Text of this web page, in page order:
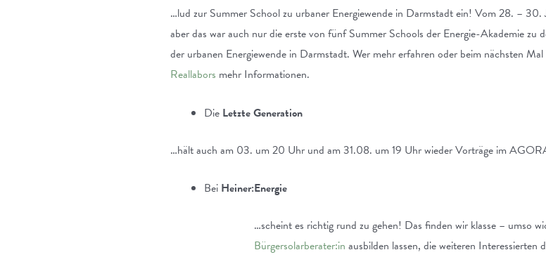
…lud zur Summer School zu urbaner Energiewende in Darmstadt ein! Vom 28. – 30.
aber das war auch nur die erste von fünf Summer Schools der Energie-Akademie zu
der urbanen Energiewende in Darmstadt. Wer mehr erfahren oder beim nächsten
Reallabors mehr Informationen.
Die Letzte Generation
…hält auch am 03. um 20 Uhr und am 31.08. um 19 Uhr wieder Vorträge im
Bei Heiner:Energie
…scheint es richtig rund zu gehen! Das finden wir klasse – umso
Bürgersolarberater:in ausbilden lassen, die weiteren Interessierten